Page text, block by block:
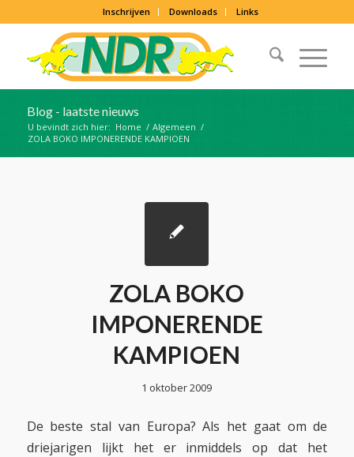
Inschrijven Downloads Links
Blog - laatste nieuws
U bevindt zich hier: Home / Algemeen /
ZOLA BOKO IMPONERENDE KAMPIOEN
ZOLA BOKO
IMPONERENDE
KAMPIOEN
1 oktober 2009
De beste stal van Europa? Als het gaat om de
driejarigen lijkt het er inmiddels op dat het